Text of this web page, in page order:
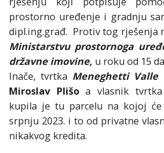
prostorno uređenje i gradnju
dipl.ing.građ. Protiv tog rješenja
Ministarstvu prostornoga
državne imovine, u roku od 15
Inače, tvrtka Meneghetti Valle
Miroslav Plišoa vlasnik tvrtka
kupila je tu parcelu na kojoj
srpnju 2023. i to od privatne
nikakvog kredita.